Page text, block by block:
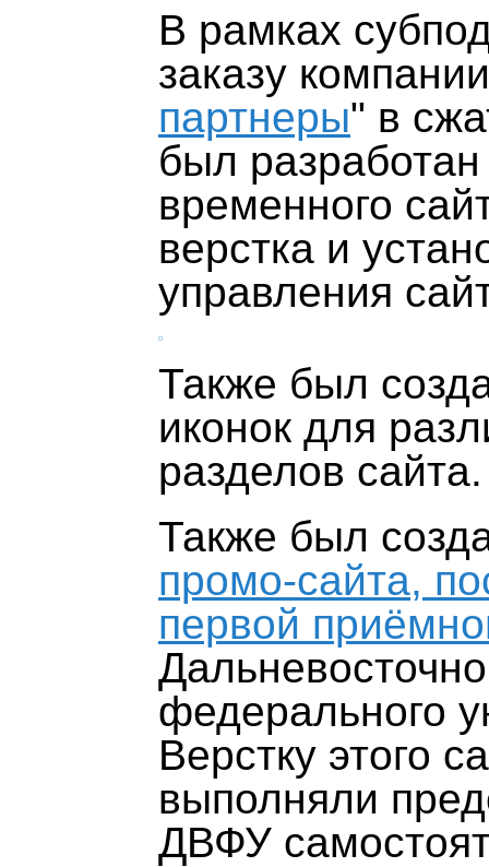
В рамках
заказу
партнеры" в
был
временного
верстка и
управления
Также был
иконок для
разделов сайта.
Также был
промо-сайта,
первой
федерального
Верстку этого
выполняли
ДВФУ